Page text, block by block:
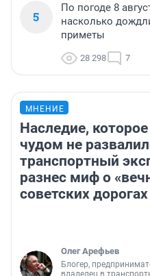
5
По погоде 8
насколько
приметы
28 298 7
МНЕНИЕ
Наследие, которое
чудом не
транспортный
разнес миф о
советских дорогах
Олег Арефьев
Блогер,
владелец в